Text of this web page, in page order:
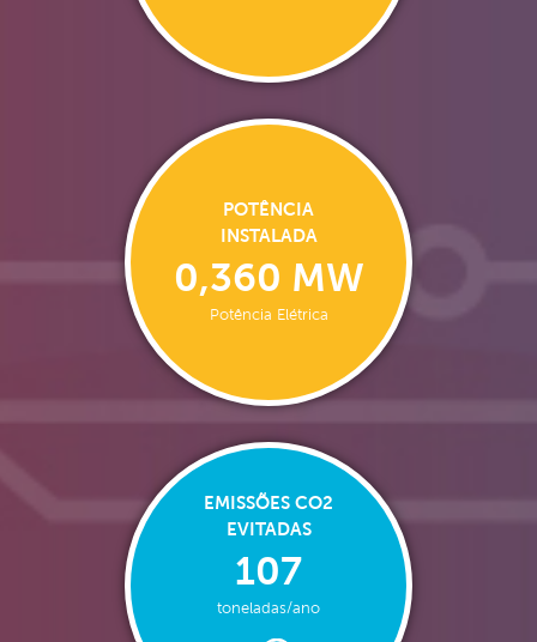
POTÊNCIA
INSTALADA
0,360 MW
Potência Elétrica
EMISSÕES CO2
EVITADAS
107
toneladas/ano